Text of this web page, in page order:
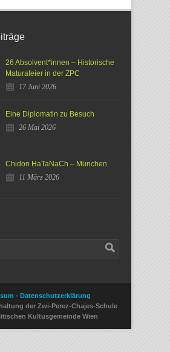
26 Absolvent*innen – Historische
Maturafeier in der ZPC
17 Juni 2026
Eine Diplomatin zu Besuch
26 Mai 2026
Chidon HaTaNaCh – München
11 März 2026
- Datenschutzerklärung
der Zwi-Perez-Chajes-Schule
Kultusgemeinde Wien